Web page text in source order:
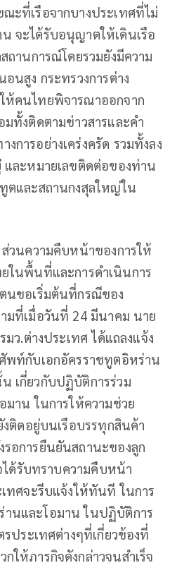
ะที่เรือจากบางประเทศที่ไม่
จะได้รับอนุญาตให้เดินเรือ
ถานการณ์โดยรวมยังมีความ
นสูง กระทรวงการต่าง
ห้คนไทยพิจารณาออกจาก
มทั้งติดตามข่าวสารและคำ
การอย่างเคร่งครัด รวมทั้งลง
ละหมายเลขติดต่อของท่าน
ตและสถานกงสุลใหญ่ใน
วนความคืบหน้าของการให้
ในพื้นที่และการดำเนินการ
นขอเริ่มต้นที่กรณีของ
มที่เมื่อวันที่ 24 มีนาคม นาย
ว.ต่างประเทศ ได้แถลงแจ้ง
พท์กับเอกอัครราชทูตอิหร่าน
เกี่ยวกับปฏิบัติการร่วม
มาน ในการให้ความช่วย
ติดอยู่บนเรือบรรทุกสินค้า
อการยืนยันสถานะของลูก
ได้รับทราบความคืบหน้า
เทศจะรีบแจ้งให้ทันที ในการ
นและโอมาน ในปฏิบัติการ
รประเทศต่างๆที่เกี่ยวข้องที่
ให้ภารกิจดังกล่าวจนสำเร็จ